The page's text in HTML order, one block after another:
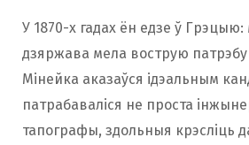
У 1870-х гадах ён едзе ў Грэцыю:
дзяржава мела вострую патрэбу
Мінейка аказаўся ідэальным
патрабаваліся не проста
тапографы, здольныя крэсліць